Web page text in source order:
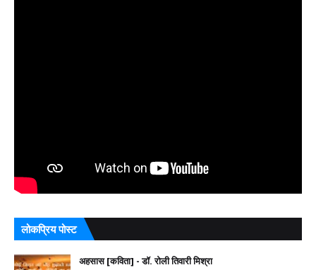
लोकप्रिय पोस्ट
अहसास [कविता] - डॉ. रोली तिवारी मिश्रा